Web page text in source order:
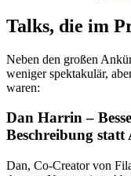
Talks, die im
Neben den großen
weniger spektakulär,
waren:
Dan Harrin –
Beschreibung statt
Dan, Co-Creator von